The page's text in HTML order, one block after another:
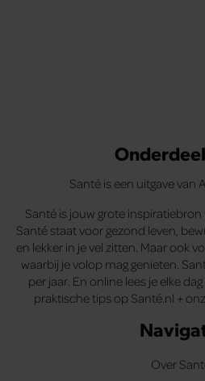
Santé is een uitgave van
Santé is jouw grote
Santé staat voor gezond leven,
en lekker in je vel zitten. Maar ook
waarbij je volop mag genieten.
per jaar. En online lees je elke
praktische tips op Santé.nl +
Over